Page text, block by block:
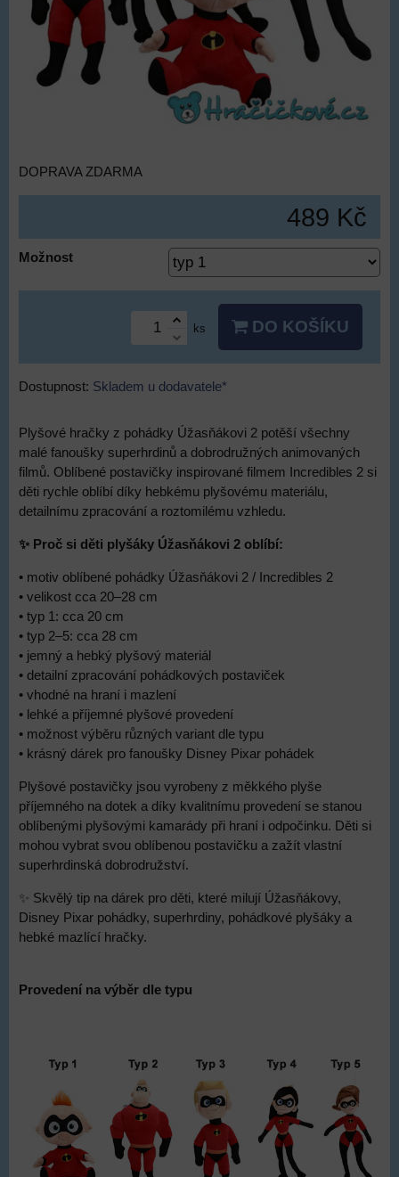
DOPRAVA ZDARMA
489 Kč
Možnost
ks DO KOŠÍKU
Dostupnost: Skladem u dodavatele*
Plyšové hračky z pohádky Úžasňákovi 2 potěší všechny
malé fanoušky superhrdinů a dobrodružných animovaných
filmů. Oblíbené postavičky inspirované filmem Incredibles 2 si
děti rychle oblíbí díky hebkému plyšovému materiálu,
detailnímu zpracování a roztomilému vzhledu.
✨ Proč si děti plyšáky Úžasňákovi 2 oblíbí:
• motiv oblíbené pohádky Úžasňákovi 2 / Incredibles 2
• velikost cca 20–28 cm
• typ 1: cca 20 cm
• typ 2–5: cca 28 cm
• jemný a hebký plyšový materiál
• detailní zpracování pohádkových postaviček
• vhodné na hraní i mazlení
• lehké a příjemné plyšové provedení
• možnost výběru různých variant dle typu
• krásný dárek pro fanoušky Disney Pixar pohádek
Plyšové postavičky jsou vyrobeny z měkkého plyše
příjemného na dotek a díky kvalitnímu provedení se stanou
oblíbenými plyšovými kamarády při hraní i odpočinku. Děti si
mohou vybrat svou oblíbenou postavičku a zažít vlastní
superhrdinská dobrodružství.
✨ Skvělý tip na dárek pro děti, které milují Úžasňákovy,
Disney Pixar pohádky, superhrdiny, pohádkové plyšáky a
hebké mazlící hračky.
Provedení na výběr dle typu